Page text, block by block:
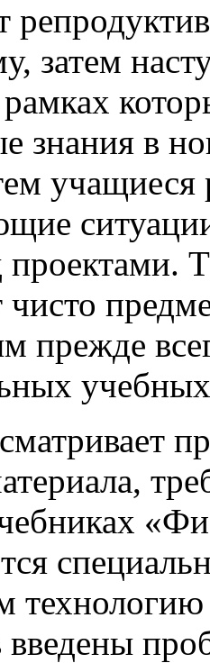
затем
рамках
знания в
проектами.
чисто
прежде
технологию
введены